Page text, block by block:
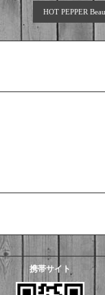
HOT PEPPER
携帯サイト